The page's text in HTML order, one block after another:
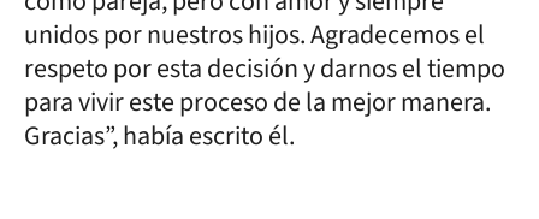
unidos por nuestros hijos. Agradecemos el
respeto por esta decisión y darnos el tiempo
para vivir este proceso de la mejor manera.
Gracias”, había escrito él.